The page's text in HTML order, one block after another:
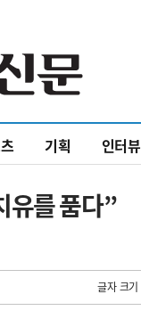
기획 인터뷰
유를 품다”
글자 크기